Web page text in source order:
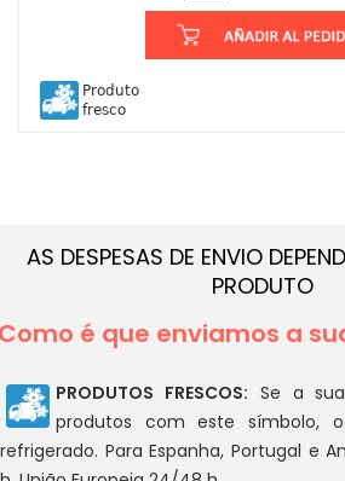
Produto
fresco
AS DESPESAS DE ENVIO
PRODUTO
é que enviamos a
PRODUTOS FRESCOS: Se a
produtos com este símbolo,
refrigerado. Para Espanha, Portugal e